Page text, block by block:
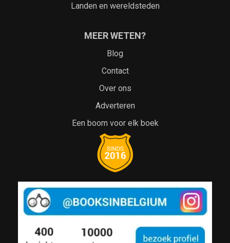
Landen en wereldsteden
MEER WETEN?
Blog
Contact
Over ons
Adverteren
Een boom voor elk boek